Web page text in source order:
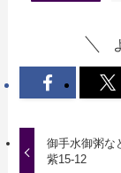
御手水御粥な
紫15-12